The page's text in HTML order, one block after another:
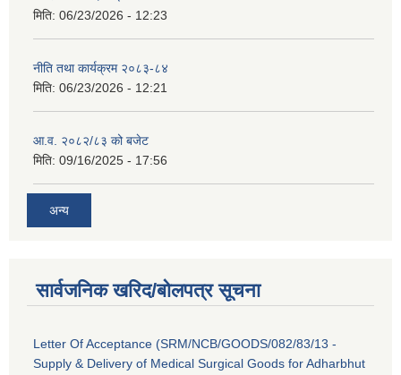
मिति: 06/23/2026 - 12:23
नीति तथा कार्यक्रम २०८३-८४
मिति: 06/23/2026 - 12:21
आ.व. २०८२/८३ को बजेट
मिति: 09/16/2025 - 17:56
अन्य
सार्वजनिक खरिद/बोलपत्र सूचना
Letter Of Acceptance (SRM/NCB/GOODS/082/83/13 -
Supply & Delivery of Medical Surgical Goods for Adharbhut